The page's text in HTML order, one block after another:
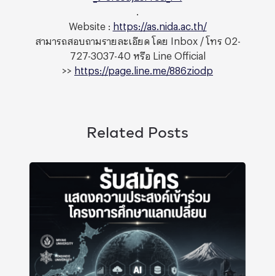
Website : https://as.nida.ac.th/
สามารถสอบถามรายละเอียด โดย Inbox / โทร 02-
727-3037-40 หรือ Line Official
>> https://page.line.me/886ziodp
Related Posts